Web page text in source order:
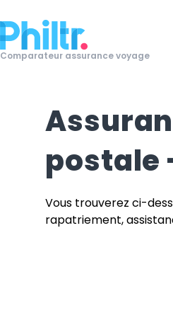
Comparateur assurance voyage
postale
Vous trouverez ci-
rapatriement,